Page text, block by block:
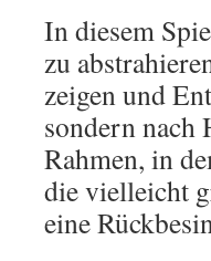
In diesem
zu
zeigen und
sondern nach
Rahmen, in
die vielleicht
eine